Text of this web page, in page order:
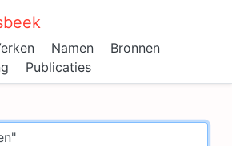
Namen
Bronnen
Publicaties